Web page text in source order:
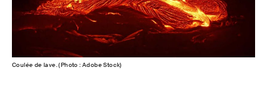
Coulée de lave. (Photo : Adobe Stock)